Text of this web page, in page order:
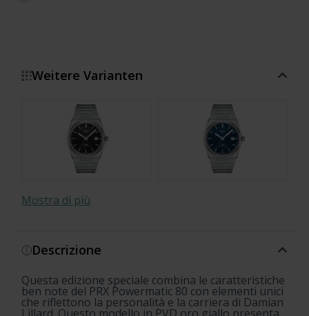
Weitere Varianten
18K Gold
18K Gold 18K Gold
18K Gold Gradient
Gradient
Carbon UFO Robot Grendizer
Mostra di più
Descrizione
Questa edizione speciale combina le caratteristiche
ben note del PRX Powermatic 80 con elementi unici
che riflettono la personalità e la carriera di Damian